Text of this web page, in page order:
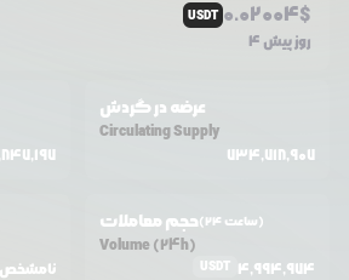
USDT 0.02004$
4 روز پیش
عرضه در گردش
Circulating Supply
734,718,907
نامشخص
حجم معاملات (24 ساعت)
Volume (24h)
USDT 4,994,974